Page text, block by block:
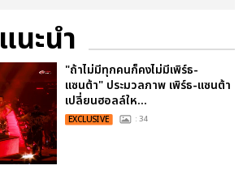
แนะนำ
"ถ้าไม่มีทุกคนก็คงไม่มีเพิร์ธ-
แซนต้า" ประมวลภาพ เพิร์ธ-แซนต้า
เปลี่ยนฮอลล์ให...
EXCLUSIVE : 34